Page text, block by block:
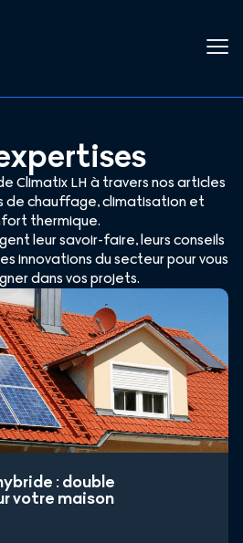
Climatix LH à travers nos articles
de chauffage, climatisation et
thermique.
leur savoir-faire, leurs conseils
innovations du secteur pour vous
dans vos projets.
: double
votre maison